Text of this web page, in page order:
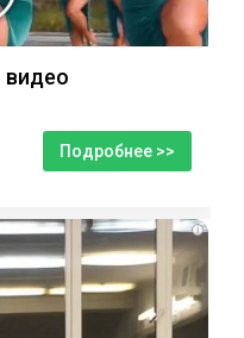
видео
Подробнее >>
i